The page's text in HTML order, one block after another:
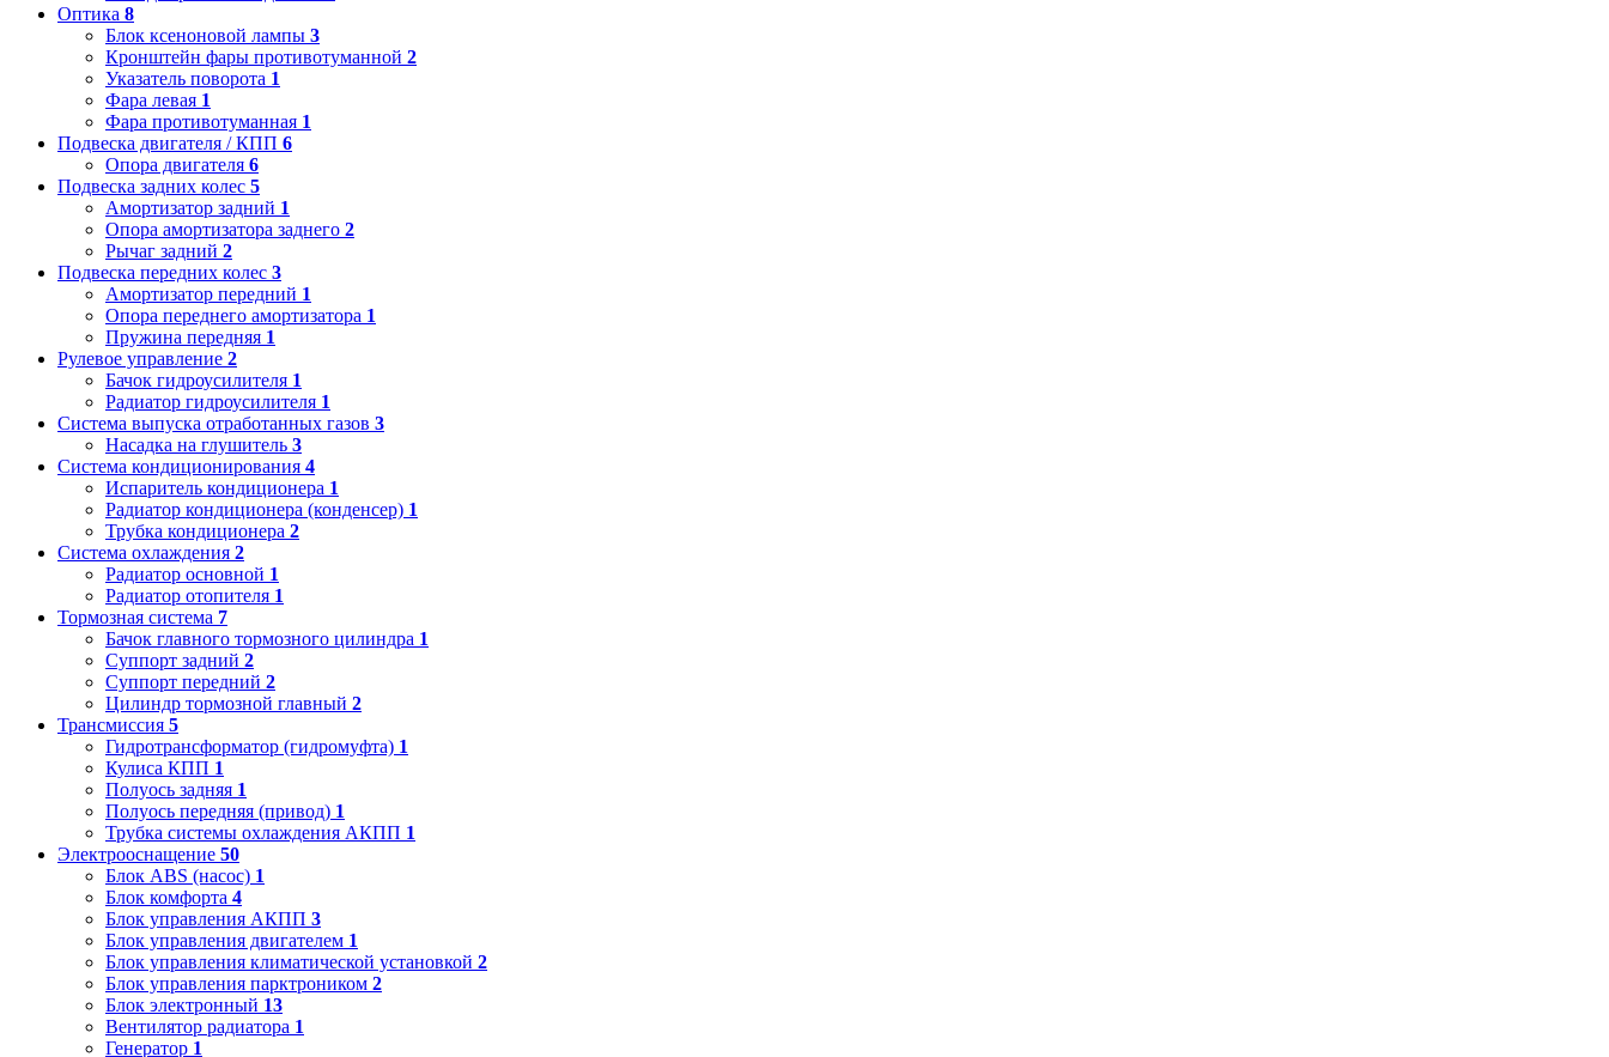
Оптика 8
Блок ксеноновой лампы 3
Кронштейн фары противотуманной 2
Указатель поворота 1
Фара левая 1
Фара противотуманная 1
Подвеска двигателя / КПП 6
Опора двигателя 6
Подвеска задних колес 5
Амортизатор задний 1
Опора амортизатора заднего 2
Рычаг задний 2
Подвеска передних колес 3
Амортизатор передний 1
Опора переднего амортизатора 1
Пружина передняя 1
Рулевое управление 2
Бачок гидроусилителя 1
Радиатор гидроусилителя 1
Система выпуска отработанных газов 3
Насадка на глушитель 3
Система кондиционирования 4
Испаритель кондиционера 1
Радиатор кондиционера (конденсер) 1
Трубка кондиционера 2
Система охлаждения 2
Радиатор основной 1
Радиатор отопителя 1
Тормозная система 7
Бачок главного тормозного цилиндра 1
Суппорт задний 2
Суппорт передний 2
Цилиндр тормозной главный 2
Трансмиссия 5
Гидротрансформатор (гидромуфта) 1
Кулиса КПП 1
Полуось задняя 1
Полуось передняя (привод) 1
Трубка системы охлаждения АКПП 1
Электрооснащение 50
Блок ABS (насос) 1
Блок комфорта 4
Блок управления АКПП 3
Блок управления двигателем 1
Блок управления климатической установкой 2
Блок управления парктроником 2
Блок электронный 13
Вентилятор радиатора 1
Генератор 1